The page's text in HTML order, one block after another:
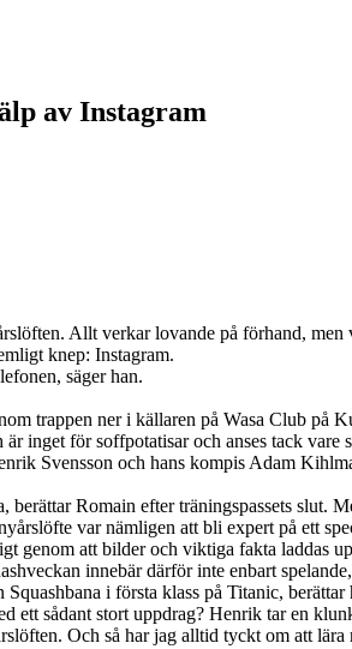
av Instagram
Allt verkar lovande på förhand,
knep: Instagram.
säger han.
trappen ner i källaren på Wasa Club på
inget för soffpotatisar och anses tack vare
Svensson och hans kompis Adam
berättar Romain efter träningspassets slut.
var nämligen att bli expert på ett
genom att bilder och viktiga fakta laddas
innebär därför inte enbart
i första klass på Titanic,
ett sådant stort uppdrag? Henrik tar en
Och så har jag alltid tyckt om att lära